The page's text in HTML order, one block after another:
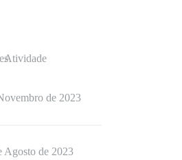
Atividade
de 2023
Agosto de 2023